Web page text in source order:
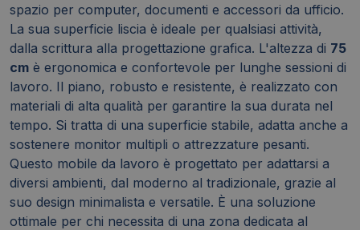
spazio per computer, documenti e accessori da ufficio.
La sua superficie liscia è ideale per qualsiasi attività,
dalla scrittura alla progettazione grafica. L'altezza di 75
cm è ergonomica e confortevole per lunghe sessioni di
lavoro. Il piano, robusto e resistente, è realizzato con
materiali di alta qualità per garantire la sua durata nel
tempo. Si tratta di una superficie stabile, adatta anche a
sostenere monitor multipli o attrezzature pesanti.
Questo mobile da lavoro è progettato per adattarsi a
diversi ambienti, dal moderno al tradizionale, grazie al
suo design minimalista e versatile. È una soluzione
ottimale per chi necessita di una zona dedicata al